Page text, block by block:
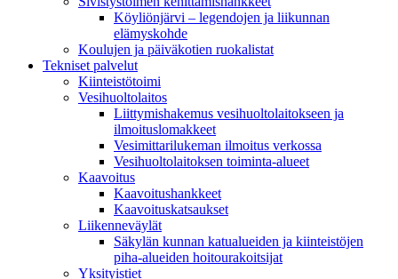
Köyliönjärvi – legendojen ja liikunnan
elämyskohde
Koulujen ja päiväkotien ruokalistat
Tekniset palvelut
Kiinteistötoimi
Vesihuoltolaitos
Liittymishakemus vesihuoltolaitokseen ja
ilmoituslomakkeet
Vesimittarilukeman ilmoitus verkossa
Vesihuoltolaitoksen toiminta-alueet
Kaavoitus
Kaavoitushankkeet
Kaavoituskatsaukset
Liikenneväylät
Säkylän kunnan katualueiden ja kiinteistöjen
piha-alueiden hoitourakoitsijat
Yksityistiet